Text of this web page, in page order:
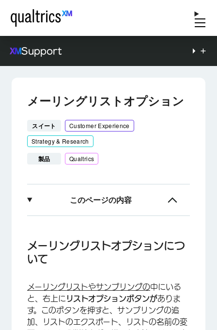
Support
メーリングリストオプション
スイート
Customer Experience
Strategy & Research
製品 Qualtrics
このページの内容
全連絡先リストのエクスポート
サンプルリストを見る
リストからのサンプル作成
プライベートリストデータのマネージャー
メーリングリストオプションにつ
いて
メーリングリストやサンプリングの中にいる
と、右上に リストオプションボタンがありま
す。このボタンを押すと、サンプリングの追
加、リストのエクスポート、リストの名前の変